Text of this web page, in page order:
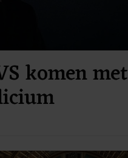
komen met